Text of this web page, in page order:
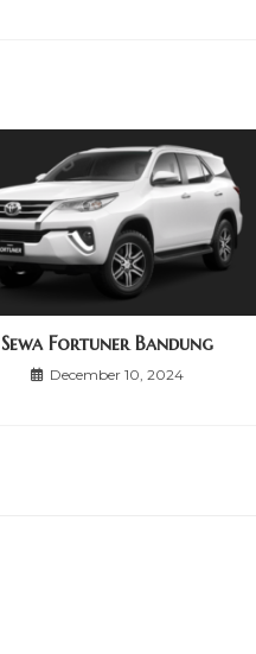
Sewa Fortuner Bandung
December 10, 2024